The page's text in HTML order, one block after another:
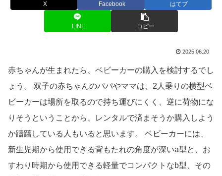
X Facebook はてブ
LINE コピー
2025.06.20
赤ちゃんが生まれたら、ベビーカーの購入を検討するでし
ょう。 双子の赤ちゃんのパパやママは、2人乗りの横型ベ
ビーカーは場所を取るので持ち運びにくく、逆に荷物にな
りそうということから、レンタルで済まそうか購入しよう
か躊躇している人もいると思います。 ベビーカーには、
新生児期から使用できる背もたれの角度が深いa型と、お
すわり時期から使用できる軽量でコンパクトなb型、その